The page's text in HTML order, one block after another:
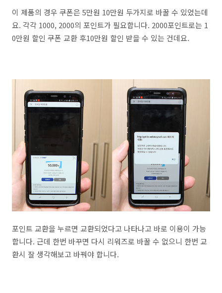
이 제품의 경우 쿠폰은 5만원 10만원 두가지로 바꿀 수 있었는데
요. 각각 1000, 2000의 포인트가 필요합니다. 2000포인트로는 1
0만원 할인 쿠폰 교환 후10만원 할인 받을 수 있는 건데요.
포인트 교환을 누르면 교환되었다고 나타나고 바로 이용이 가능
합니다. 근데 한번 바꾸면 다시 리워즈로 바꿀 수 없으니 한번 교
환시 잘 생각해보고 바꿔야 합니다.